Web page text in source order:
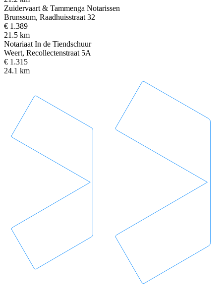
Zuidervaart & Tammenga Notarissen
Brunssum, Raadhuisstraat 32
€ 1.389
21.5 km
Notariaat In de Tiendschuur
Weert, Recollectenstraat 5A
€ 1.315
24.1 km